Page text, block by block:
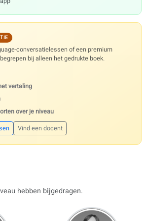
functies in het portaal heb je een
nodig; het gedrukte boek alleen is niet
voor docenten en leerlingen.
in elke les
leren
app
conversatielessen of een premium
bij alleen het gedrukte boek.